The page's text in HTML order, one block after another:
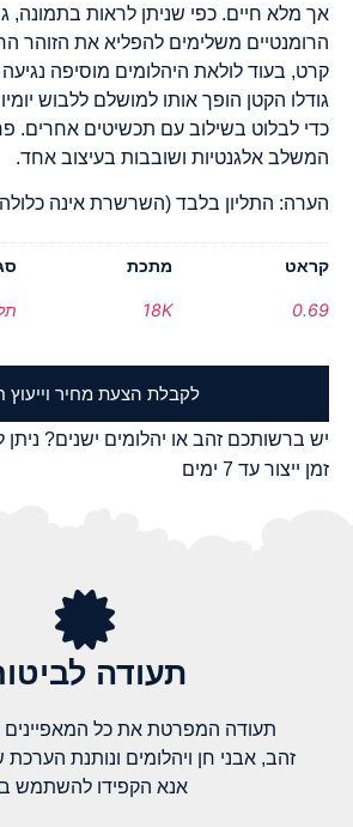
אך מלא חיים. כפי שניתן לראות בתמונה,
קרט, בעוד לולאת היהלומים מוסיפה
גודלו הקטן הופך אותו למושלם ללבוש
כדי לבלוט בשילוב עם תכשיטים אחרים.
המשלב אלגנטיות ושובבות בעיצוב אחד.
הערה: התליון בלבד (השרשרת אינה
קראט
0.69
מתכת
18K
לקבלת הצעת מחיר וייעוץ
יש ברשותכם זהב או יהלומים ישנים? ניתן
זמן ייצור עד 7 ימים
תעודה
תעודה המפרטת את כל
זהב, אבני חן ויהלומים ונותנת הערכת
אנא הקפידו להשתמש